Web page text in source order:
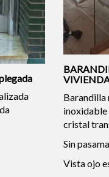
Barandilla
inoxidable
cristal
Sin
Vista ojo